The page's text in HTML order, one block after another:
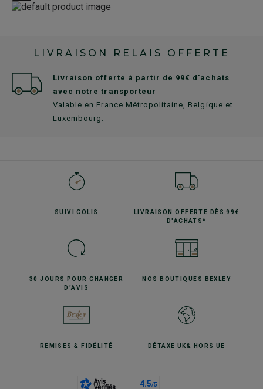
LIVRAISON RELAIS OFFERTE
Livraison offerte à partir de 99€ d'achats
avec notre transporteur
Valable en France Métropolitaine, Belgique et
Luxembourg.
SUIVICOLIS LIVRAISON OFFERTE
DÈS 99€
D'ACHATS*
30 JOURS POURCHANGER
D'AVIS
NOS BOUTIQUES BEXLEY
REMISES& FIDÉLITÉ DÉTAXE UK& HORS UE